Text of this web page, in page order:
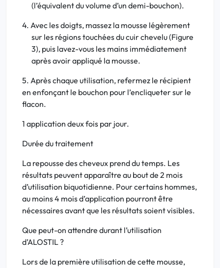
(l’équivalent du volume d’un demi-bouchon).
4. Avec les doigts, massez la mousse légèrement
sur les régions touchées du cuir chevelu (Figure
3), puis lavez-vous les mains immédiatement
après avoir appliqué la mousse.
5. Après chaque utilisation, refermez le récipient
en enfonçant le bouchon pour l’encliqueter sur le
flacon.
1 application deux fois par jour.
Durée du traitement
La repousse des cheveux prend du temps. Les
résultats peuvent apparaître au bout de 2 mois
d’utilisation biquotidienne. Pour certains hommes,
au moins 4 mois d’application pourront être
nécessaires avant que les résultats soient visibles.
Que peut-on attendre durant l’utilisation
d’ALOSTIL ?
Lors de la première utilisation de cette mousse,